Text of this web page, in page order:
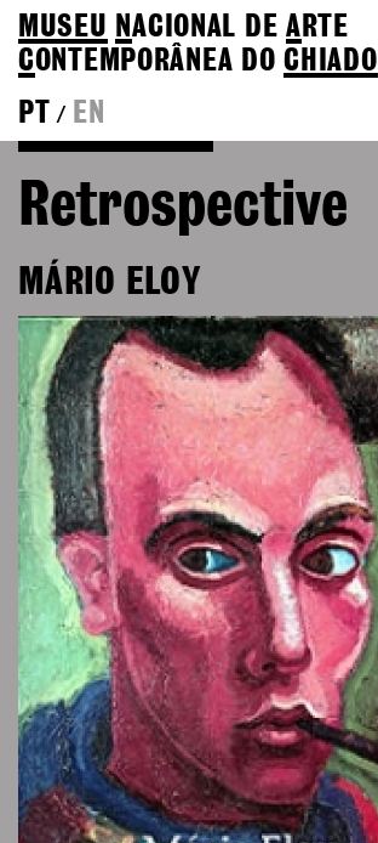
MUSEU NACIONAL DEA RTE
CONTEMPORÂNEA DOCHIADO
PT
/ EN
Retrospective
MÁRIO ELOY